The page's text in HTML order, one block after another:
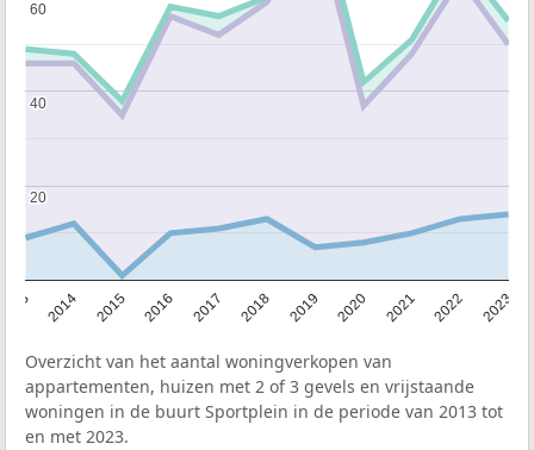
2014 2015 2016 2017 2018 2019 2020 2021 2022 2023
20
20
40
40
60
60
Overzicht van het aantal woningverkopen van
appartementen, huizen met 2 of 3 gevels en vrijstaande
woningen in de buurt Sportplein in de periode van 2013 tot
en met 2023.